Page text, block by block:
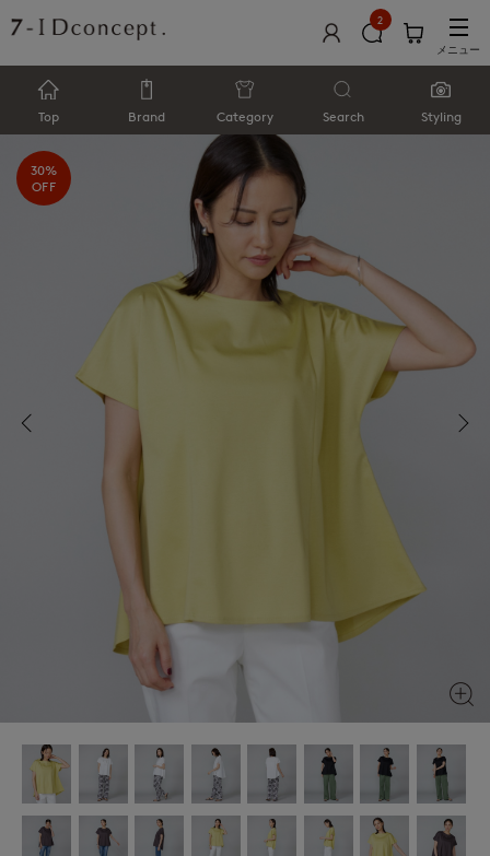
2
メニュー
Top Brand Category Search Styling
30%
OFF